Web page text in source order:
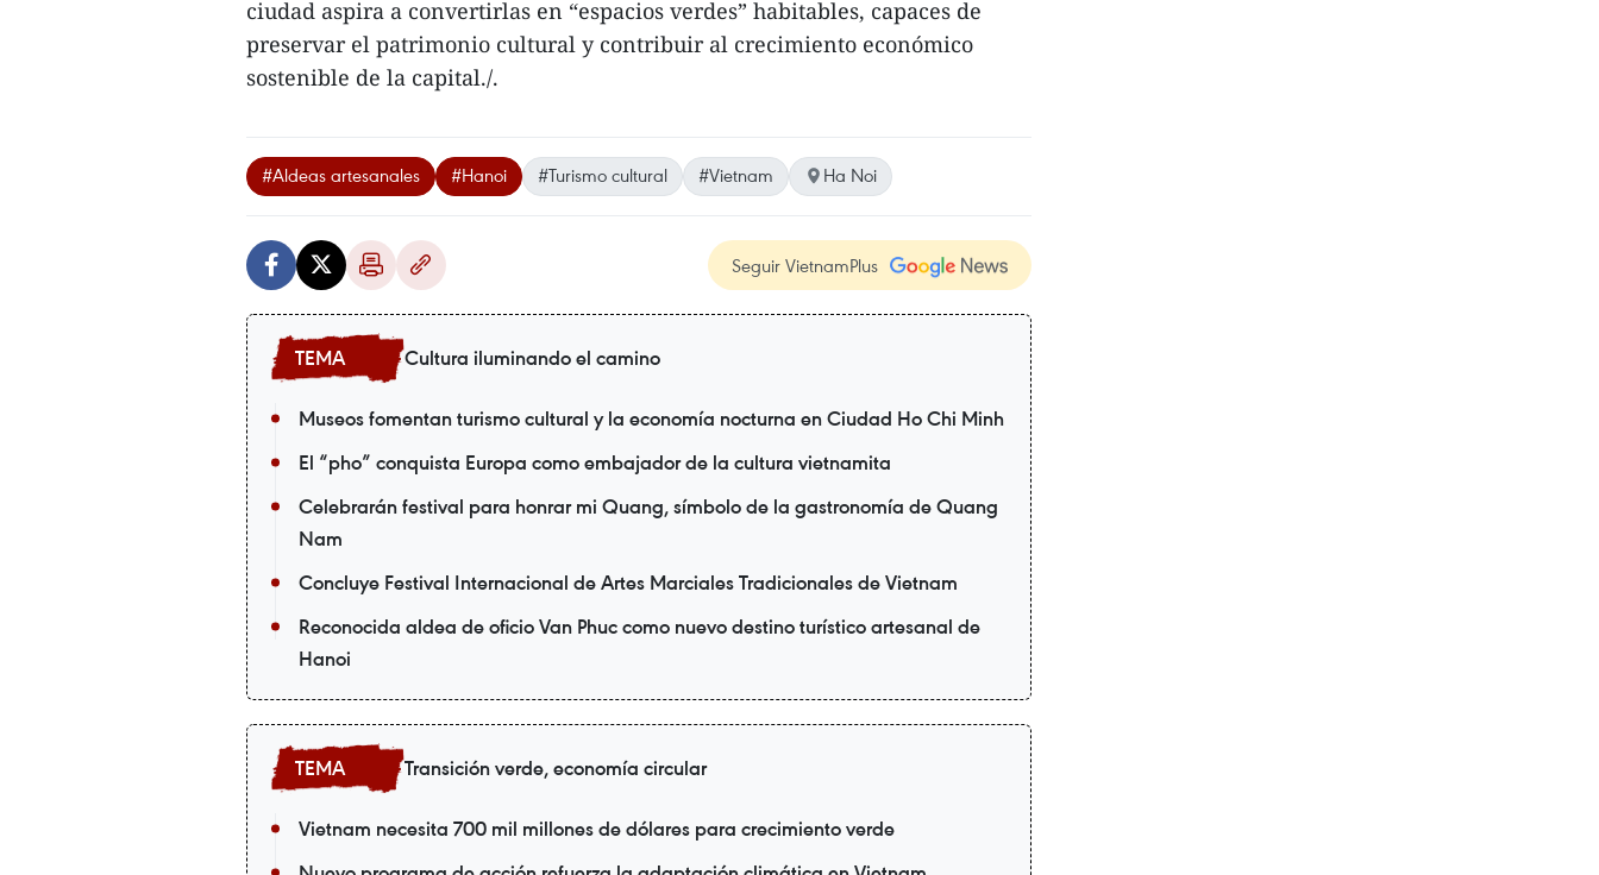
ciudad aspira a convertirlas en “espacios verdes” habitables, capaces de
preservar el patrimonio cultural y contribuir al crecimiento económico
sostenible de la capital./.
#Aldeas artesanales #Hanoi #Turismo cultural #Vietnam Ha Noi
Seguir VietnamPlus
Cultura iluminando el camino
Museos fomentan turismo cultural y la economía nocturna en Ciudad Ho Chi Minh
El “pho” conquista Europa como embajador de la cultura vietnamita
Celebrarán festival para honrar mi Quang, símbolo de la gastronomía de Quang
Nam
Concluye Festival Internacional de Artes Marciales Tradicionales de Vietnam
Reconocida aldea de oficio Van Phuc como nuevo destino turístico artesanal de
Hanoi
Transición verde, economía circular
Vietnam necesita 700 mil millones de dólares para crecimiento verde